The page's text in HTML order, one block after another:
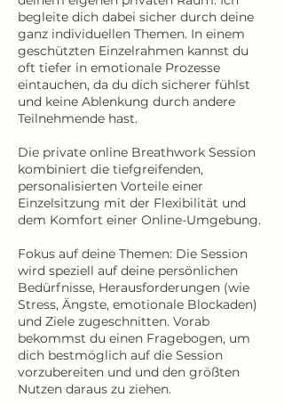
begleite dich dabei sicher durch deine
ganz individuellen Themen. In einem
geschützten Einzelrahmen kannst du
oft tiefer in emotionale Prozesse
eintauchen, da du dich sicherer fühlst
und keine Ablenkung durch andere
Teilnehmende hast.
Die private online Breathwork Session
kombiniert die tiefgreifenden,
personalisierten Vorteile einer
Einzelsitzung mit der Flexibilität und
dem Komfort einer Online-Umgebung.
Fokus auf deine Themen: Die Session
wird speziell auf deine persönlichen
Bedürfnisse, Herausforderungen (wie
Stress, Ängste, emotionale Blockaden)
und Ziele zugeschnitten. Vorab
bekommst du einen Fragebogen, um
dich bestmöglich auf die Session
vorzubereiten und und den größten
Nutzen daraus zu ziehen.